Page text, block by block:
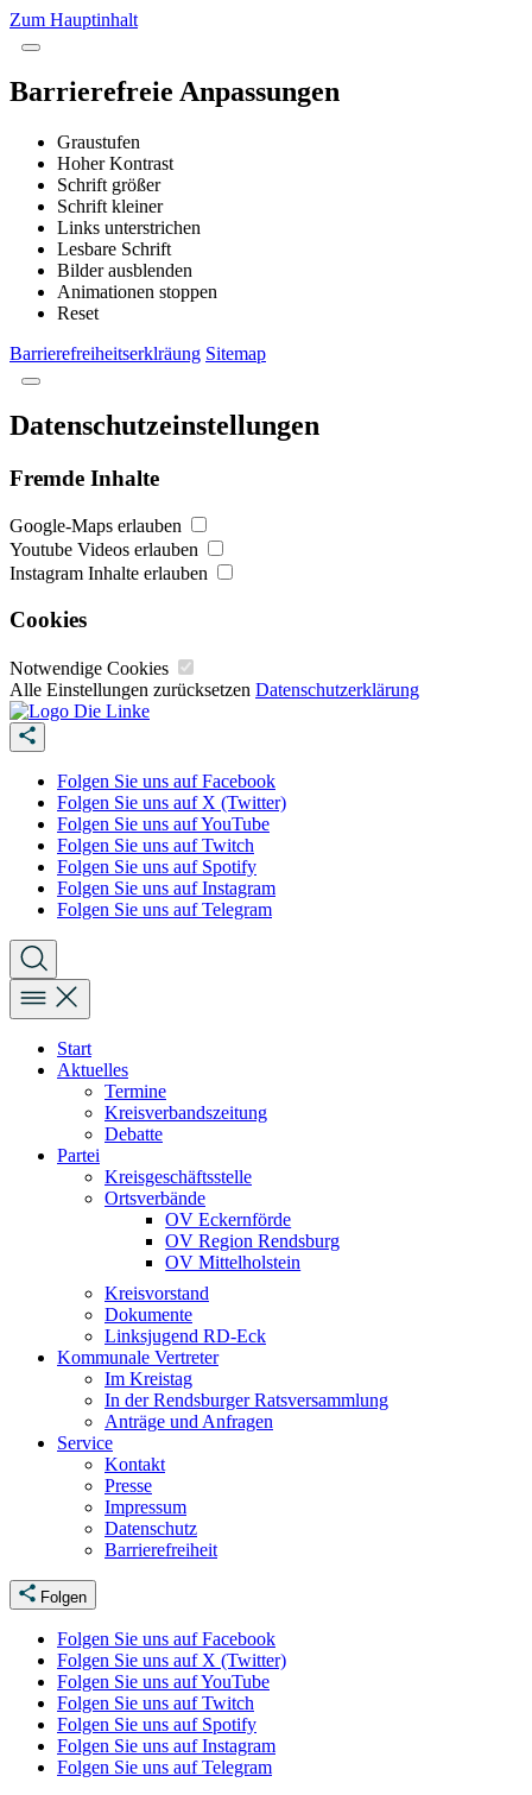
Zum Hauptinhalt
Barrierefreie Anpassungen
Graustufen
Hoher Kontrast
Schrift größer
Schrift kleiner
Links unterstrichen
Lesbare Schrift
Bilder ausblenden
Animationen stoppen
Reset
Barrierefreiheitserklräung Sitemap
Datenschutzeinstellungen
Fremde Inhalte
Google-Maps erlauben
Youtube Videos erlauben
Instagram Inhalte erlauben
Cookies
Notwendige Cookies
Alle Einstellungen zurücksetzen Datenschutzerklärung
Folgen Sie uns auf Facebook
Folgen Sie uns auf X (Twitter)
Folgen Sie uns auf YouTube
Folgen Sie uns auf Twitch
Folgen Sie uns auf Spotify
Folgen Sie uns auf Instagram
Folgen Sie uns auf Telegram
Start
Aktuelles
Termine
Kreisverbandszeitung
Debatte
Partei
Kreisgeschäftsstelle
Ortsverbände
OV Eckernförde
OV Region Rendsburg
OV Mittelholstein
Kreisvorstand
Dokumente
Linksjugend RD-Eck
Kommunale Vertreter
Im Kreistag
In der Rendsburger Ratsversammlung
Anträge und Anfragen
Service
Kontakt
Presse
Impressum
Datenschutz
Barrierefreiheit
Folgen
Folgen Sie uns auf Facebook
Folgen Sie uns auf X (Twitter)
Folgen Sie uns auf YouTube
Folgen Sie uns auf Twitch
Folgen Sie uns auf Spotify
Folgen Sie uns auf Instagram
Folgen Sie uns auf Telegram